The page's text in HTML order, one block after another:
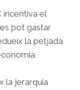
incentiva el
pot gastar
la petjada
la jerarquia